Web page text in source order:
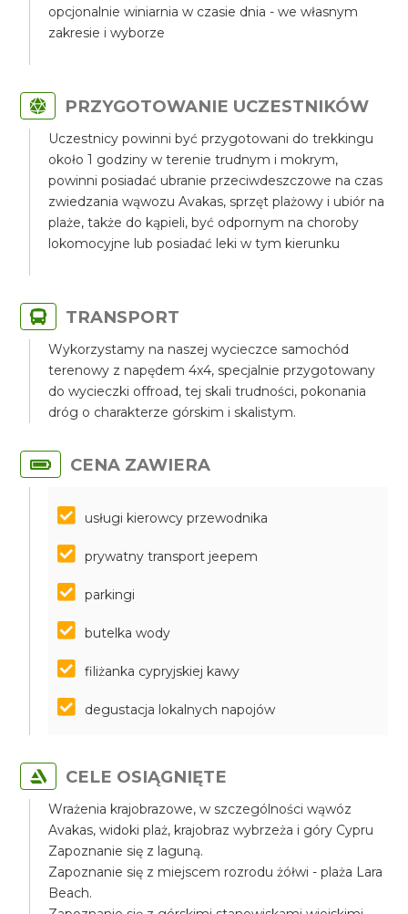
opcjonalnie winiarnia w czasie dnia - we własnym
zakresie i wyborze
PRZYGOTOWANIE UCZESTNIKÓW
Uczestnicy powinni być przygotowani do trekkingu
około 1 godziny w terenie trudnym i mokrym,
powinni posiadać ubranie przeciwdeszczowe na czas
zwiedzania wąwozu Avakas, sprzęt plażowy i ubiór na
plaże, także do kąpieli, być odpornym na choroby
lokomocyjne lub posiadać leki w tym kierunku
TRANSPORT
Wykorzystamy na naszej wycieczce samochód
terenowy z napędem 4x4, specjalnie przygotowany
do wycieczki offroad, tej skali trudności, pokonania
dróg o charakterze górskim i skalistym.
CENA ZAWIERA
usługi kierowcy przewodnika
prywatny transport jeepem
parkingi
butelka wody
filiżanka cypryjskiej kawy
degustacja lokalnych napojów
CELE OSIĄGNIĘTE
Wrażenia krajobrazowe, w szczególności wąwóz
Avakas, widoki plaż, krajobraz wybrzeża i góry Cypru
Zapoznanie się z laguną.
Zapoznanie się z miejscem rozrodu żółwi - plaża Lara
Beach.